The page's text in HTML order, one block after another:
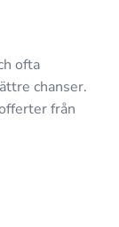
ofta
chanser.
från